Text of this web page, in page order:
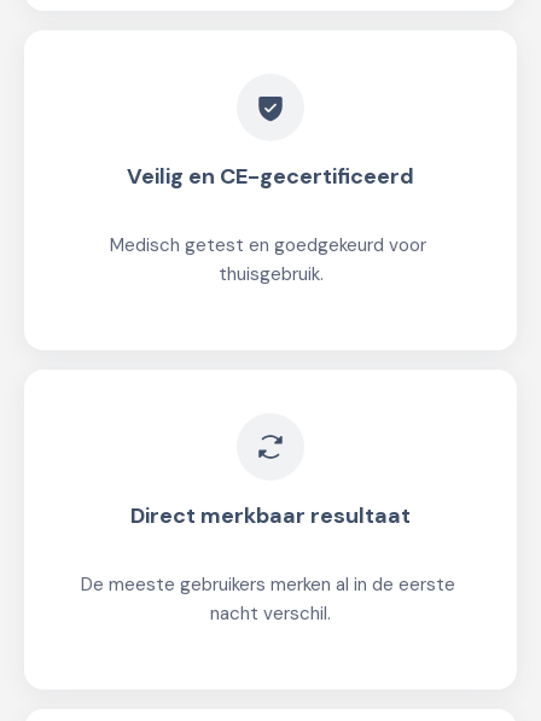
Veilig en CE-gecertificeerd
Medisch getest en goedgekeurd voor
thuisgebruik.
Direct merkbaar resultaat
De meeste gebruikers merken al in de eerste
nacht verschil.